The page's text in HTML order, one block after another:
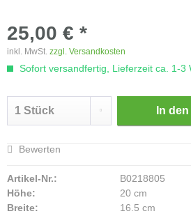
25,00 € *
inkl. MwSt. zzgl. Versandkosten
Sofort versandfertig, Lieferzeit ca. 1-3
In den
Bewerten
Artikel-Nr.:
B0218805
Höhe:
20 cm
Breite:
16.5 cm